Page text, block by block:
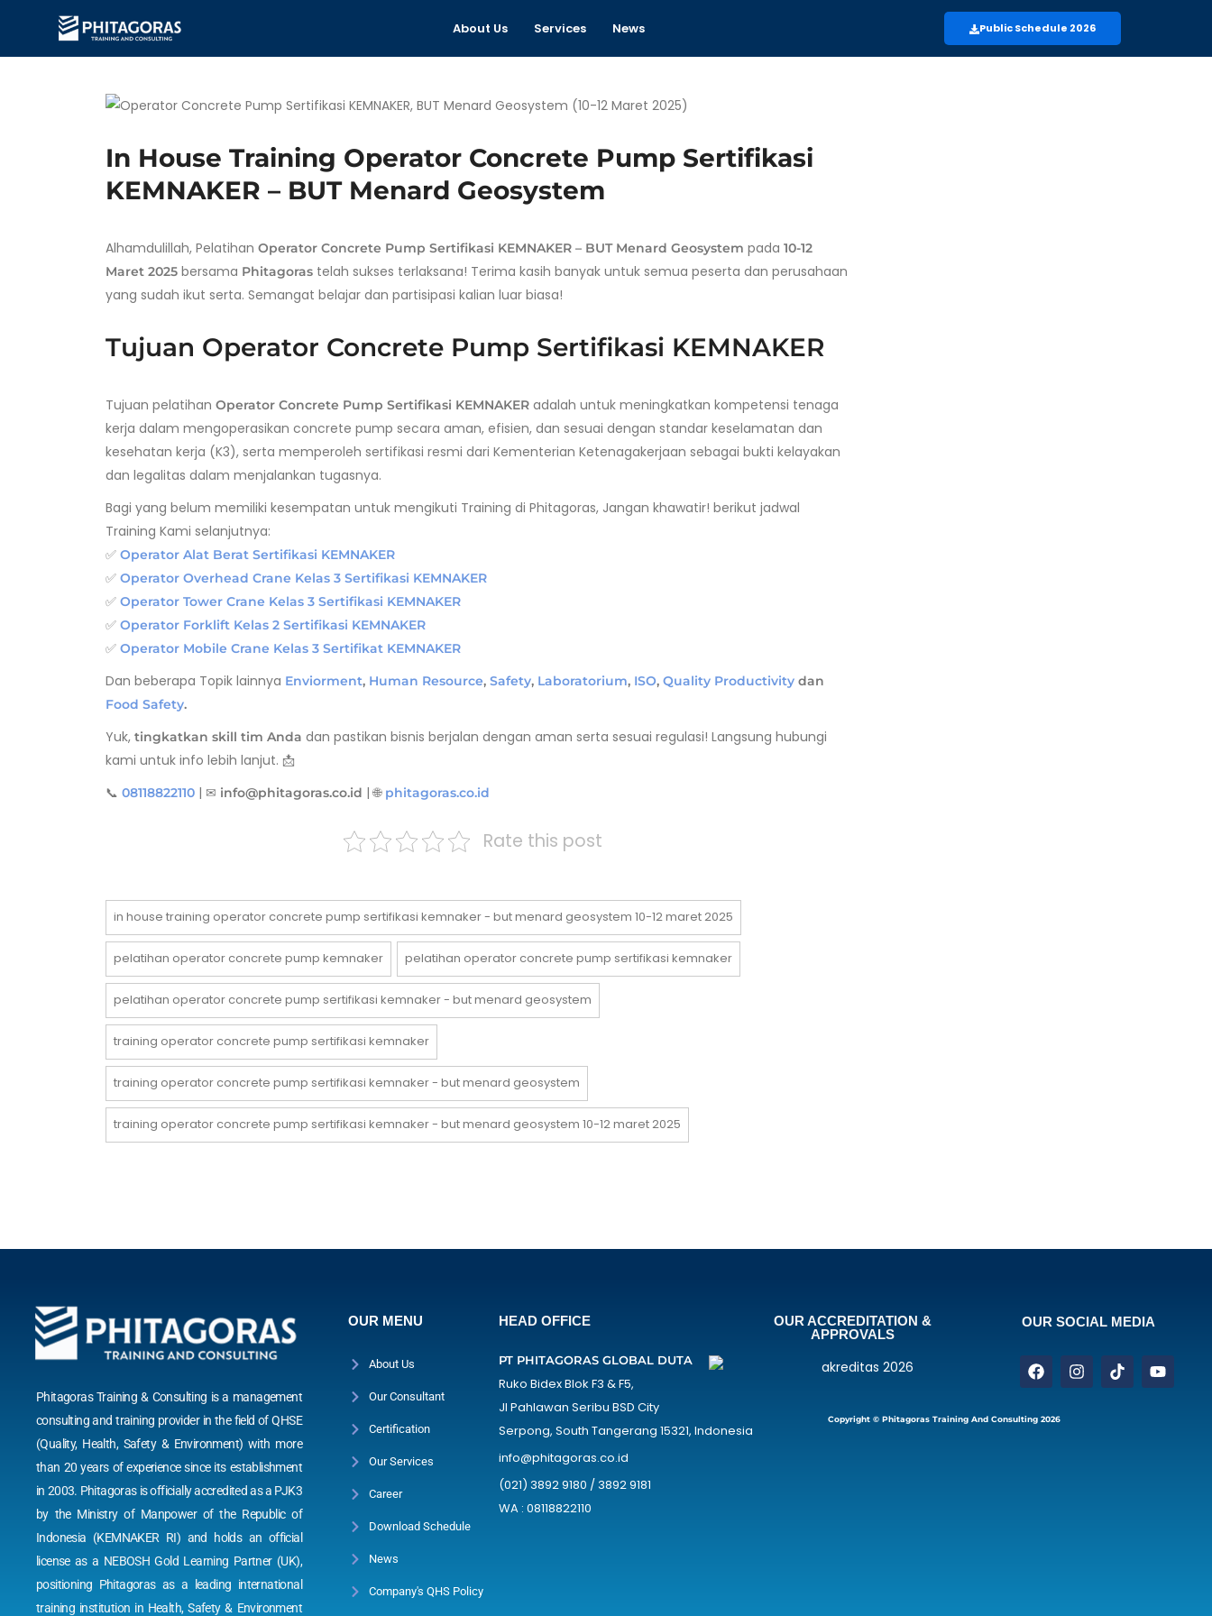
About Us Services News Public Schedule 2026
In House Training Operator Concrete Pump Sertifikasi
KEMNAKER – BUT Menard Geosystem
Alhamdulillah, Pelatihan Operator Concrete Pump Sertifikasi KEMNAKER – BUT Menard Geosystem pada 10-12
Maret 2025 bersama Phitagoras telah sukses terlaksana! Terima kasih banyak untuk semua peserta dan perusahaan
yang sudah ikut serta. Semangat belajar dan partisipasi kalian luar biasa!
Tujuan Operator Concrete Pump Sertifikasi KEMNAKER
Tujuan pelatihan Operator Concrete Pump Sertifikasi KEMNAKER adalah untuk meningkatkan kompetensi tenaga
kerja dalam mengoperasikan concrete pump secara aman, efisien, dan sesuai dengan standar keselamatan dan
kesehatan kerja (K3), serta memperoleh sertifikasi resmi dari Kementerian Ketenagakerjaan sebagai bukti kelayakan
dan legalitas dalam menjalankan tugasnya.
Bagi yang belum memiliki kesempatan untuk mengikuti Training di Phitagoras, Jangan khawatir! berikut jadwal
Training Kami selanjutnya:
✅ Operator Alat Berat Sertifikasi KEMNAKER
✅ Operator Overhead Crane Kelas 3 Sertifikasi KEMNAKER
✅ Operator Tower Crane Kelas 3 Sertifikasi KEMNAKER
✅ Operator Forklift Kelas 2 Sertifikasi KEMNAKER
✅ Operator Mobile Crane Kelas 3 Sertifikat KEMNAKER
Dan beberapa Topik lainnya Enviorment, Human Resource, Safety, Laboratorium, ISO, Quality Productivity dan
Food Safety.
Yuk, tingkatkan skill tim Anda dan pastikan bisnis berjalan dengan aman serta sesuai regulasi! Langsung hubungi
kami untuk info lebih lanjut. 📩
📞 08118822110 | ✉ info@phitagoras.co.id | 🌐 phitagoras.co.id
Rate this post
in house training operator concrete pump sertifikasi kemnaker - but menard geosystem 10-12 maret 2025
pelatihan operator concrete pump kemnaker pelatihan operator concrete pump sertifikasi kemnaker
pelatihan operator concrete pump sertifikasi kemnaker - but menard geosystem
training operator concrete pump sertifikasi kemnaker
training operator concrete pump sertifikasi kemnaker - but menard geosystem
training operator concrete pump sertifikasi kemnaker - but menard geosystem 10-12 maret 2025
Phitagoras Training & Consulting is a management
consulting and training provider in the field of QHSE
(Quality, Health, Safety & Environment) with more
than 20 years of experience since its establishment
in 2003. Phitagoras is officially accredited as a PJK3
by the Ministry of Manpower of the Republic of
Indonesia (KEMNAKER RI) and holds an official
license as a NEBOSH Gold Learning Partner (UK),
positioning Phitagoras as a leading international
training institution in Health, Safety & Environment
OUR MENU
About Us
Our Consultant
Certification
Our Services
Career
Download Schedule
News
Company's QHS Policy
HEAD OFFICE
PT PHITAGORAS GLOBAL DUTA
Ruko Bidex Blok F3 & F5,
Jl Pahlawan Seribu BSD City
Serpong, South Tangerang 15321, Indonesia
info@phitagoras.co.id
(021) 3892 9180 / 3892 9181
WA : 08118822110
OUR ACCREDITATION &
APPROVALS
OUR SOCIAL MEDIA
Copyright © Phitagoras Training And Consulting 2026